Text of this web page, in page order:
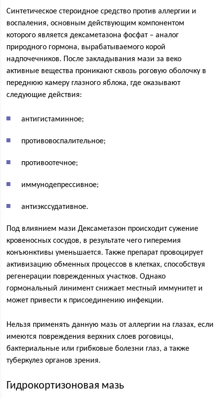
Синтетическое стероидное средство против аллергии и
воспаления, основным действующим компонентом
которого является дексаметазона фосфат – аналог
природного гормона, вырабатываемого корой
надпочечников. После закладывания мази за веко
активные вещества проникают сквозь роговую оболочку в
переднюю камеру глазного яблока, где оказывают
следующие действия:
антигистаминное;
противовоспалительное;
противоотечное;
иммунодепрессивное;
антиэкссудативное.
Под влиянием мази Дексаметазон происходит сужение
кровеносных сосудов, в результате чего гиперемия
конъюнктивы уменьшается. Также препарат провоцирует
активизацию обменных процессов в клетках, способствуя
регенерации поврежденных участков. Однако
гормональный линимент снижает местный иммунитет и
может привести к присоединению инфекции.
Нельзя применять данную мазь от аллергии на глазах, если
имеются повреждения верхних слоев роговицы,
бактериальные или грибковые болезни глаз, а также
туберкулез органов зрения.
Гидрокортизоновая мазь